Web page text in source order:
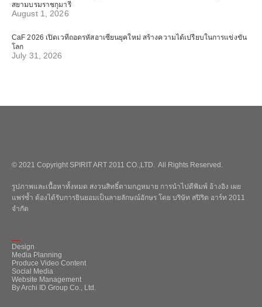
สยามบรมราชกุมารี
August 1, 2026
CaF 2026 เปิดเวทีถอดรหัสอาเซียนยุคใหม่ สร้างความได้เปรียบในการแข่งขัน
โลก
July 31, 2026
© 2021 Copyright SPIRIT ART 2011 CO.,LTD. All Rights Reserved.
รูปภาพและเนื้อหาทั้งหมด สงวนสิทธิ์ตามกฎหมาย การนำไปตีพิมพ์ อ้างอิง เผย
แพร่ซ้ำ ต้องได้รับการยินยอมเป็นลายลักษณ์อักษร โดย บริษัท สปิริต อาร์ท 2011
จำกัด
Design
Media Planning
Produce Video Content
Social Media
Website Management
By Archi ID Group Co., Ltd.